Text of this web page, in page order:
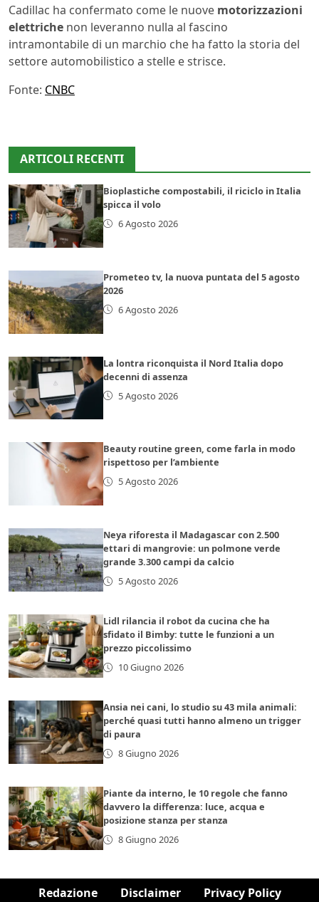
Cadillac ha confermato come le nuove motorizzazioni
elettriche non leveranno nulla al fascino
intramontabile di un marchio che ha fatto la storia del
settore automobilistico a stelle e strisce.
Fonte: CNBC
ARTICOLI RECENTI
Bioplastiche compostabili, il riciclo in Italia
spicca il volo
6 Agosto 2026
Prometeo tv, la nuova puntata del 5 agosto
2026
6 Agosto 2026
La lontra riconquista il Nord Italia dopo
decenni di assenza
5 Agosto 2026
Beauty routine green, come farla in modo
rispettoso per l’ambiente
5 Agosto 2026
Neya riforesta il Madagascar con 2.500
ettari di mangrovie: un polmone verde
grande 3.300 campi da calcio
5 Agosto 2026
Lidl rilancia il robot da cucina che ha
sfidato il Bimby: tutte le funzioni a un
prezzo piccolissimo
10 Giugno 2026
Ansia nei cani, lo studio su 43 mila animali:
perché quasi tutti hanno almeno un trigger
di paura
8 Giugno 2026
Piante da interno, le 10 regole che fanno
davvero la differenza: luce, acqua e
posizione stanza per stanza
8 Giugno 2026
Redazione Disclaimer Privacy Policy